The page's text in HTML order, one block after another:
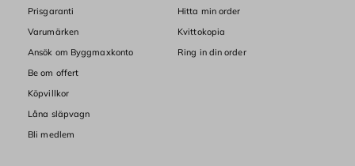
Prisgaranti
Varumärken
Ansök om Byggmaxkonto
Be om offert
Köpvillkor
Låna släpvagn
Bli medlem
Hitta min order
Kvittokopia
Ring in din order